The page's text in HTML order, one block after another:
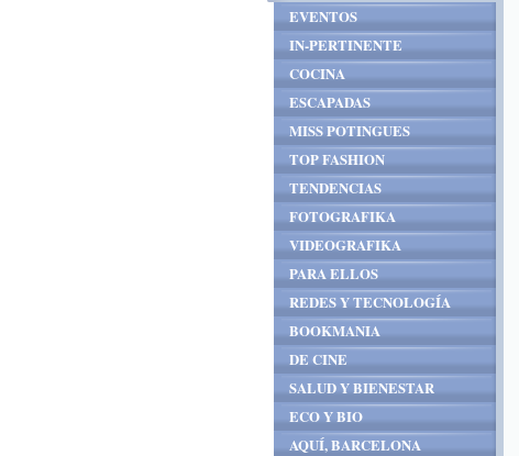
EVENTOS
IN-PERTINENTE
COCINA
ESCAPADAS
MISS POTINGUES
TOP FASHION
TENDENCIAS
FOTOGRAFIKA
VIDEOGRAFIKA
PARA ELLOS
REDES Y TECNOLOGÍA
BOOKMANIA
DE CINE
SALUD Y BIENESTAR
ECO Y BIO
AQUÍ, BARCELONA